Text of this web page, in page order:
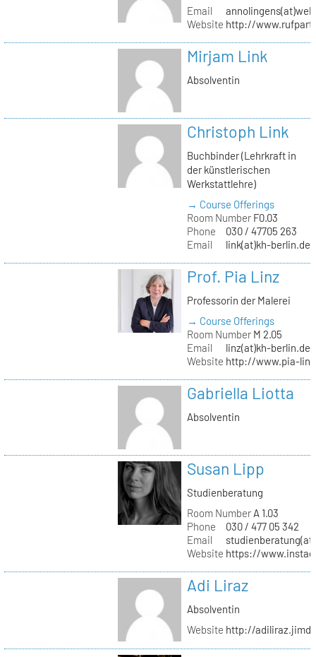
Email
Website http://
Mirjam Link
Absolventin
Christoph Link
Buchbinder (Lehrkraft in
der künstlerischen
Werkstattlehre)
→ Course Offerings
Room NumberF0.03
Phone
030 / 47705 263
Email
link(at)kh-berlin.de
Prof. Pia Linz
Professorin der Malerei
→ Course Offerings
Room NumberM 2.05
Email
linz(at)kh-berlin.de
Website http://www.pia-
Gabriella Liotta
Absolventin
Susan Lipp
Studienberatung
Room NumberA 1.03
Phone
030 / 477 05 342
Email
Website https://
Adi Liraz
Absolventin
Website http://